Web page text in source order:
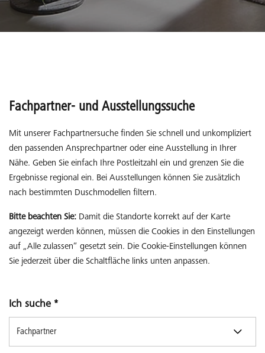
Fachpartner- und Ausstellungssuche
Mit unserer Fachpartnersuche finden Sie schnell und unkompliziert
den passenden Ansprechpartner oder eine Ausstellung in Ihrer
Nähe. Geben Sie einfach Ihre Postleitzahl ein und grenzen Sie die
Ergebnisse regional ein. Bei Ausstellungen können Sie zusätzlich
nach bestimmten Duschmodellen filtern.
Bitte beachten Sie: Damit die Standorte korrekt auf der Karte
angezeigt werden können, müssen die Cookies in den Einstellungen
auf „Alle zulassen“ gesetzt sein. Die Cookie-Einstellungen können
Sie jederzeit über die Schaltfläche links unten anpassen.
Ich suche *